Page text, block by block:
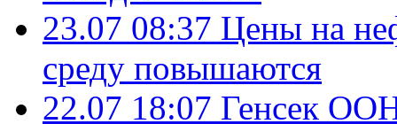
23.07 08:37 Цены на
среду повышаются
22.07 18:07 Генсек ООН